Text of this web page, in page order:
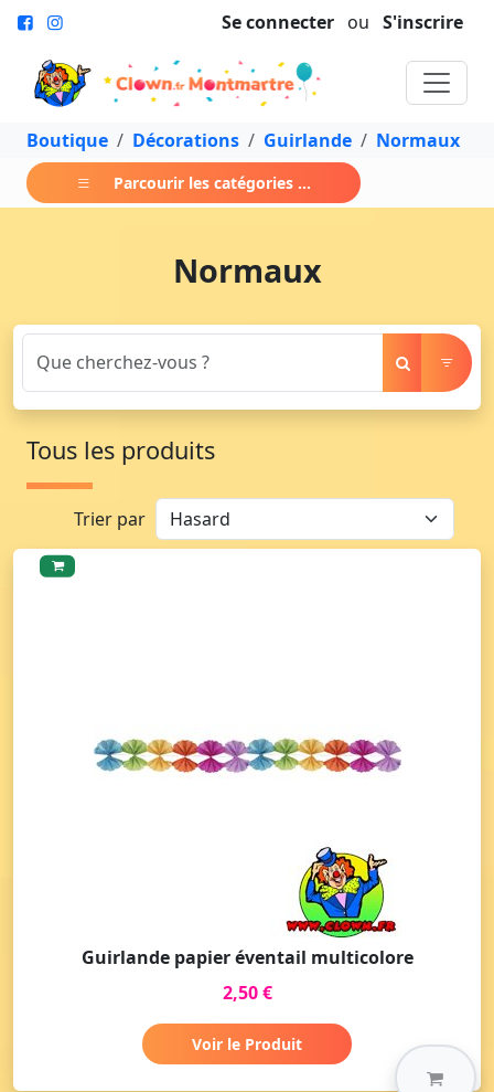
Se connecter ou S'inscrire
Boutique Décorations Guirlande Normaux
Parcourir les catégories ...
Normaux
Tous les produits
Trier par
Guirlande papier éventail multicolore
2,50 €
Voir le Produit